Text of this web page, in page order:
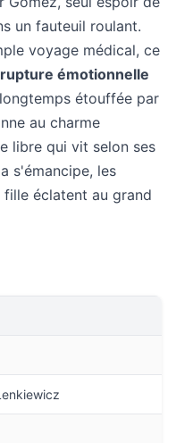
un fauteuil roulant.
voyage médical, ce
rupture émotionnelle
étouffée par
au charme
libre qui vit selon ses
s'émancipe, les
éclatent au grand